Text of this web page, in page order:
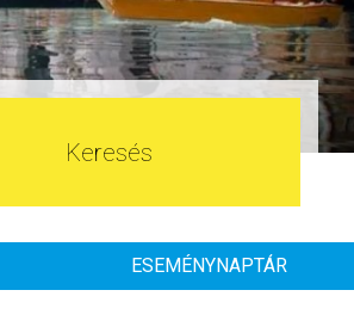
Keresés
ESEMÉNYNAPTÁR